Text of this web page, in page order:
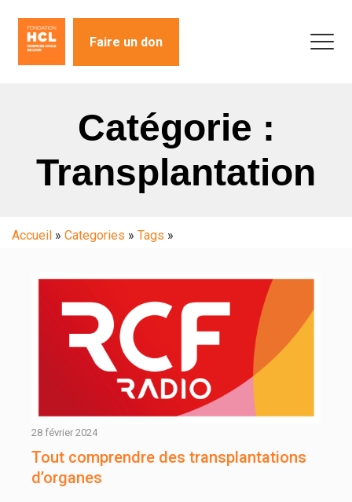
Faire un don
Catégorie :
Transplantation
Accueil » Categories » Tags »
28 février 2024
Tout comprendre des transplantations
d’organes